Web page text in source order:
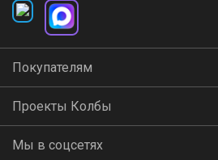
Покупателям
Проекты Колбы
Мы в соцсетях